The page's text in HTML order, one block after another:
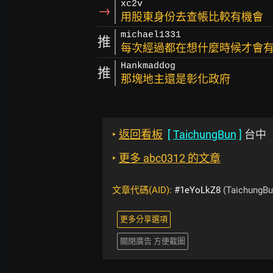
→ xc2v
用股東身份去查帳比較有機會
推 michael1331
每次經過都在想什麼時候才會
推 Hankmaddog
那塊地主還是彰化政府
‣ 返回看板 [TaichungBun ] 台中
‣ 更多 abc0312 的文章
文章代碼(AID): #1eYoLkZ8
更多分享選項
關閉廣告 方便截圖